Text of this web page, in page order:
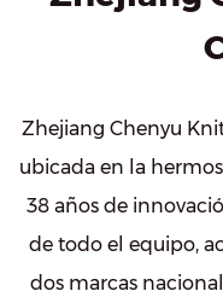
Zhejiang Chenyu
ubicada en la
38 años de
de todo el equipo,
dos marcas